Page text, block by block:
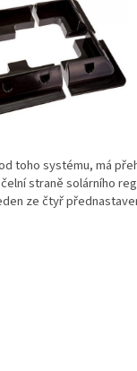
toho systému, má
straně solárního
ze čtyř